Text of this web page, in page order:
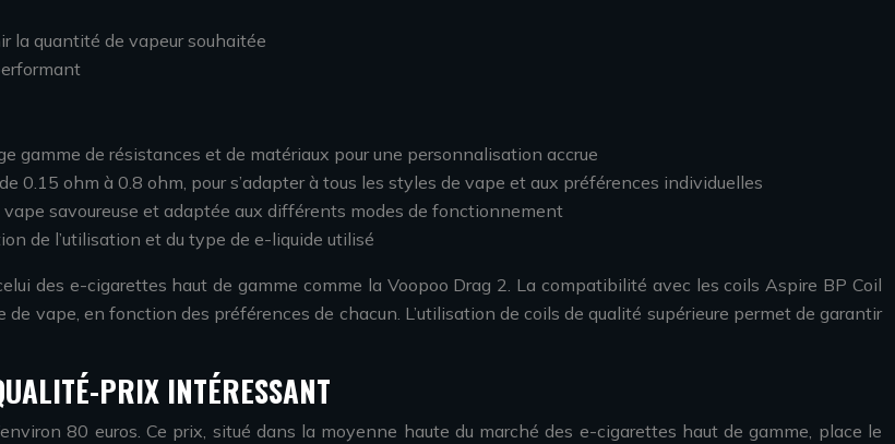
la quantité de vapeur souhaitée
gamme de résistances et de matériaux pour une personnalisation accrue
ohm à 0.8 ohm, pour s’adapter à tous les styles de vape et aux préférences individuelles
savoureuse et adaptée aux différents modes de fonctionnement
de l’utilisation et du type de e-liquide utilisé
des e-cigarettes haut de gamme comme la Voopoo Drag 2. La compatibilité avec les coils Aspire BP Coil
vape, en fonction des préférences de chacun. L’utilisation de coils de qualité supérieure permet de garantir
PRIX INTÉRESSANT
80 euros. Ce prix, situé dans la moyenne haute du marché des e-cigarettes haut de gamme, place le